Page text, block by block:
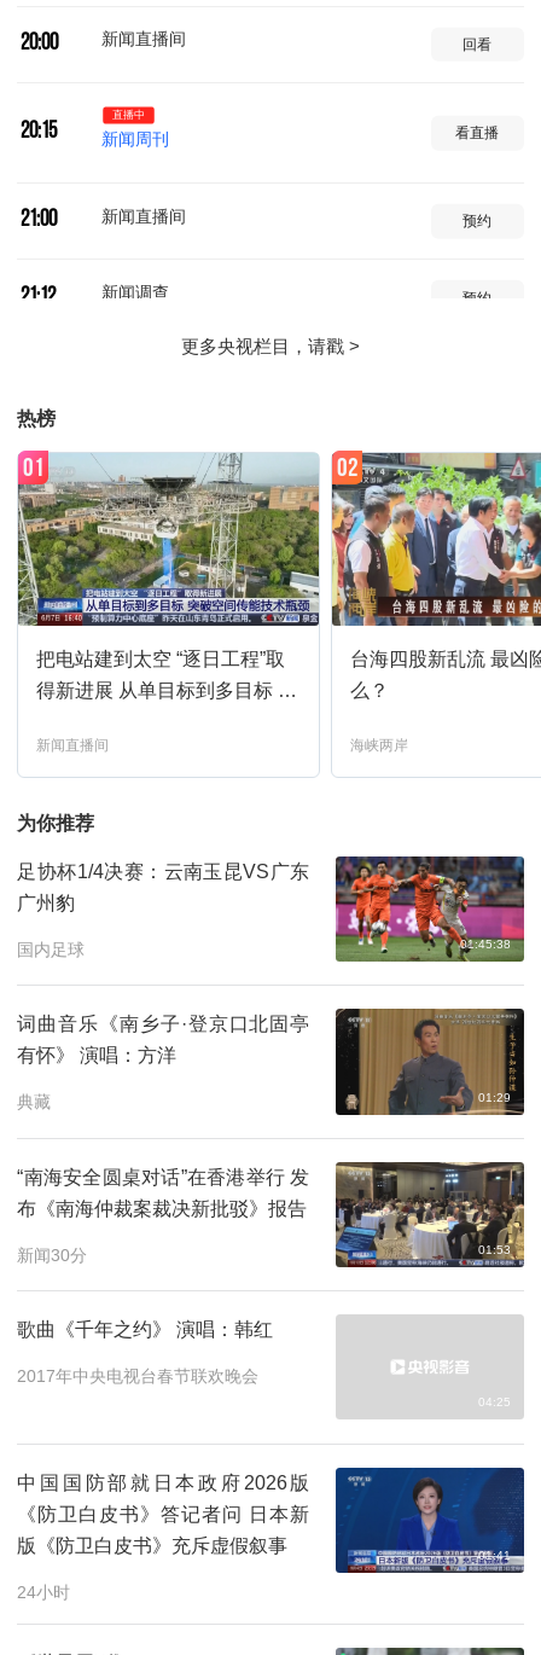
20:00 新闻直播间 回看
20:15
直播中
新闻周刊 看直播
21:00 新闻直播间 预约
21:12 新闻调查 预约
01:00 预约
01:12 新闻周刊 预约
02:00 新闻直播间 预约
03:00
04:00 新闻30分
04:35
05:00 预约
06:00 新闻直播间 预约
06:12 新闻调查
热榜
把电站建到太空 “逐日工程”取
得新进展 从单目标到多目标 突
新闻直播间
01
台海四股新乱流 最凶
么？
海峡两岸
02
为你推荐
足协杯1/4决赛：云南玉昆VS广东
广州豹
国内足球 01:45:38
词曲音乐《南乡子·登京口北固亭
有怀》 演唱：方洋
典藏 01:29
“南海安全圆桌对话”在香港举行 发
布《南海仲裁案裁决新批驳》报告
新闻30分 01:53
歌曲《千年之约》 演唱：韩红
2017年中央电视台春节联欢晚会
04:25
中国国防部就日本政府2026版
《防卫白皮书》答记者问 日本新
版《防卫白皮书》充斥虚假叙事
24小时
01:41